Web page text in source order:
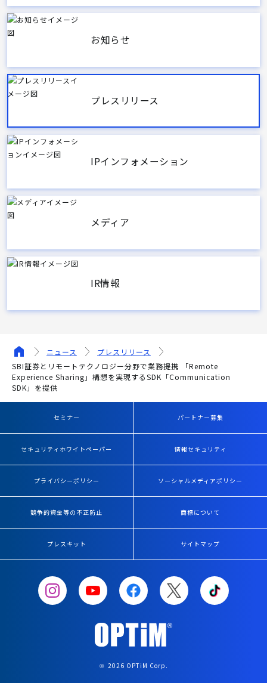
お知らせ
プレスリリース
IPインフォメーション
メディア
IR情報
ニュース
プレスリリース
SBI証券とリモートテクノロジー分野で業務提携 「Remote
Experience Sharing」構想を実現するSDK「Communication
SDK」を提供
セミナー パートナー募集
セキュリティホワイトペーパー 情報セキュリティ
プライバシーポリシー ソーシャルメディアポリシー
競争的資金等の不正防止 商標について
プレスキット サイトマップ
© 2026 OPTiM Corp.